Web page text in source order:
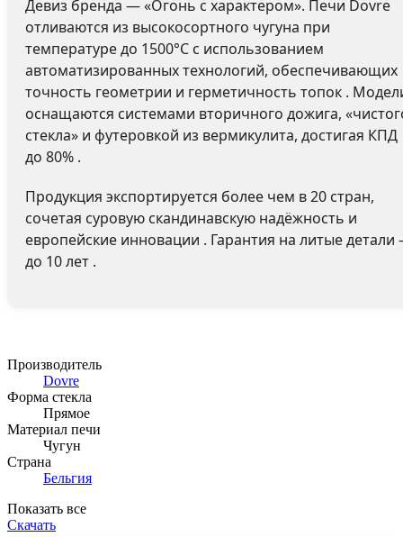
Девиз бренда — «Огонь с характером». Печи Dovre
отливаются из высокосортного чугуна при
температуре до 1500°C с использованием
автоматизированных технологий, обеспечивающих
точность геометрии и герметичность топок .
оснащаются системами вторичного дожига,
стекла» и футеровкой из вермикулита, достигая КПД
до 80% .
Продукция экспортируется более чем в 20 стран,
сочетая суровую скандинавскую надёжность и
европейские инновации . Гарантия на литые
до 10 лет .
Производитель
Dovre
Форма стекла
Прямое
Материал печи
Чугун
Страна
Бельгия
Показать все
Скачать